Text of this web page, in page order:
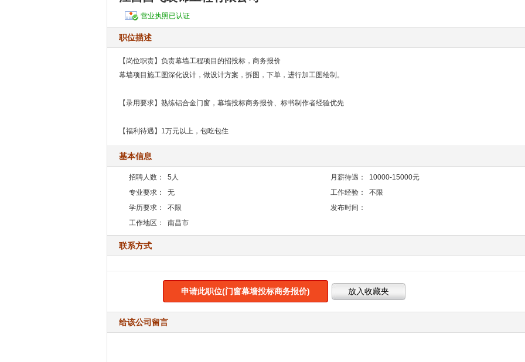
营业执照已认证
职位描述
【岗位职责】负责幕墙工程项目的招投标，商务报价
幕墙项目施工图深化设计，做设计方案，拆图，下单，进行加工图绘制。
【录用要求】熟练铝合金门窗，幕墙投标商务报价、标书制作者经验优先
【福利待遇】1万元以上，包吃包住
基本信息
招聘人数： 5人 月薪待遇：
10000-15000元
专业要求：
无 工作经验：
不限
学历要求：
不限
发布时间：
工作地区：
南昌市
联系方式
申请此职位(门窗幕墙投标商务报价)
给该公司留言